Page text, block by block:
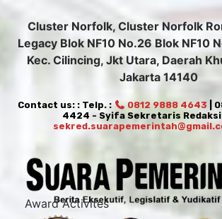
Cluster Norfolk, Cluster Norfolk
Legacy Blok NF10 No.26 Blok NF10
Kec. Cilincing, Jkt Utara, Daerah
Jakarta 14140
Contact us: : Telp. : 0812 9888 4643 |
4424 - Syifa Sekretaris Redaksi |
Award Activites